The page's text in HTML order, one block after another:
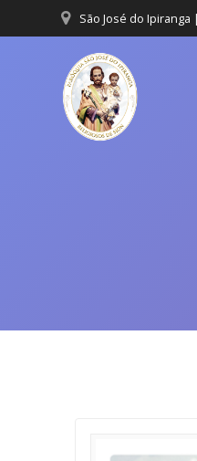
São José do Ipiranga